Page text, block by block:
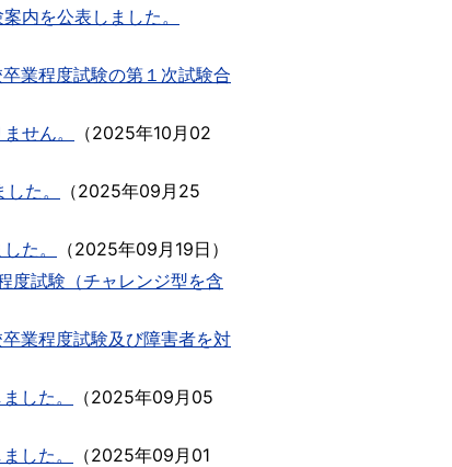
内を公表しました。
業程度試験の第１次試験合
せん。
（2025年10月02
た。
（2025年09月25
た。
（2025年09月19日 ）
度試験（チャレンジ型を含
業程度試験及び障害者を対
した。
（2025年09月05
した。
（2025年09月01